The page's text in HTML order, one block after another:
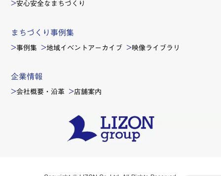
安心安全なまちづくり
まちづくり事例集
事例集 地域イベントアーカイブ 映像ライブラリ
企業情報
会社概要・沿革 店舗案内